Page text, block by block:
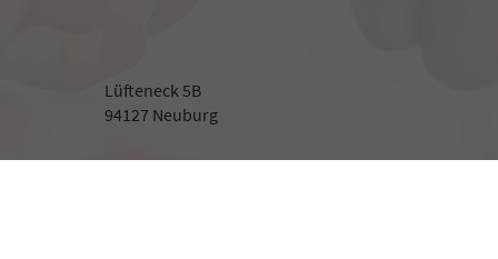
Lüfteneck 5B
94127 Neuburg